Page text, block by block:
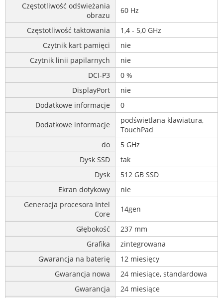
Częstotliwość odświeżania
obrazu
60 Hz
Częstotliwość taktowania
1,4 - 5,0 GHz
Czytnik kart pamięci
nie
Czytnik linii papilarnych
nie
DCI-P3
0 %
DisplayPort
nie
Dodatkowe informacje
0
Dodatkowe informacje
podświetlana klawiatura,
TouchPad
do
5 GHz
Dysk SSD
tak
Dysk
512 GB SSD
Ekran dotykowy
nie
Generacja procesora Intel
Core
14gen
Głębokość
237 mm
Grafika
zintegrowana
Gwarancja na baterię
12 miesięcy
Gwarancja nowa
24 miesiące, standardowa
Gwarancja
24 miesiące